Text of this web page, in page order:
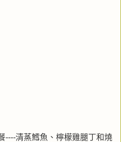
----清蒸鱈魚、檸檬雞腿丁和燒